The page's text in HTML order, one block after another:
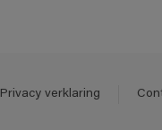
Privacy verklaring